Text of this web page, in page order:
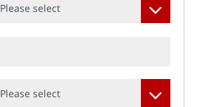
Please select
Please select